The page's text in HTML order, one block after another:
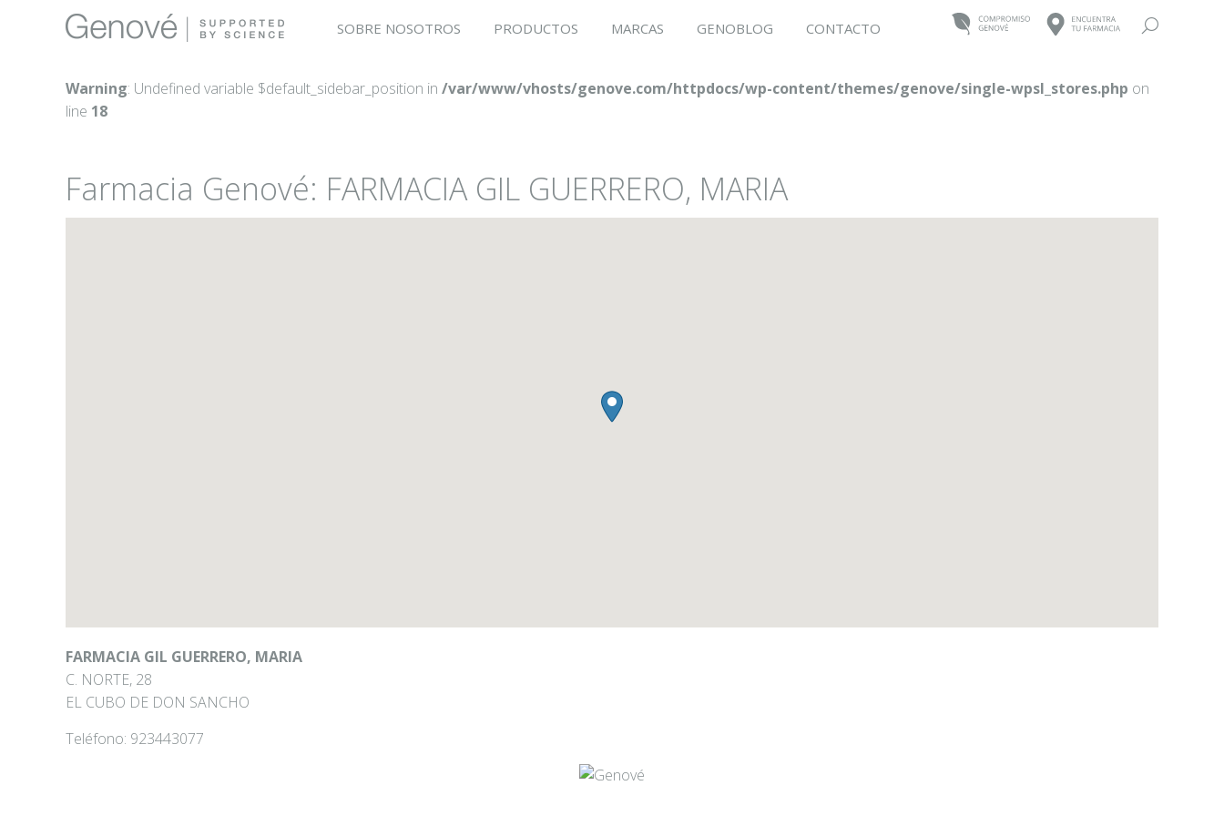
SOBRE NOSOTROS PRODUCTOS MARCAS GENOBLOG CONTACTO Buscar:
Warning: Undefined variable $default_sidebar_position in /var/www/vhosts/genove.com/httpdocs/wp-content/themes/genove/single-wpsl_stores.php on
line 18
Farmacia Genové: FARMACIA GIL GUERRERO, MARIA
FARMACIA GIL GUERRERO, MARIA
C. NORTE, 28
EL CUBO DE DON SANCHO
Teléfono: 923443077